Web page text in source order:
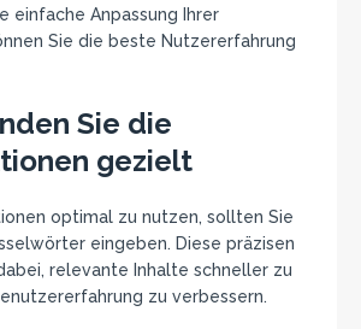
einfache Anpassung Ihrer
Sie die beste Nutzererfahrung
Sie die
gezielt
optimal zu nutzen, sollten Sie
eingeben. Diese präzisen
relevante Inhalte schneller zu
zu verbessern.